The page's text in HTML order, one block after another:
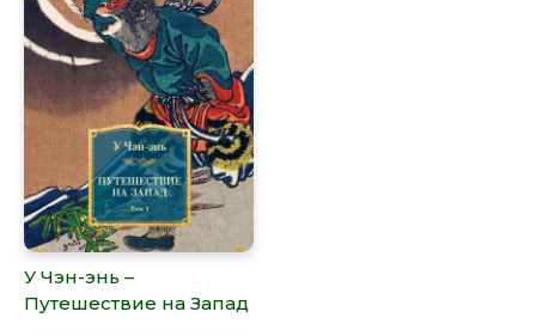
У Чэн-энь –
Путешествие на Запад